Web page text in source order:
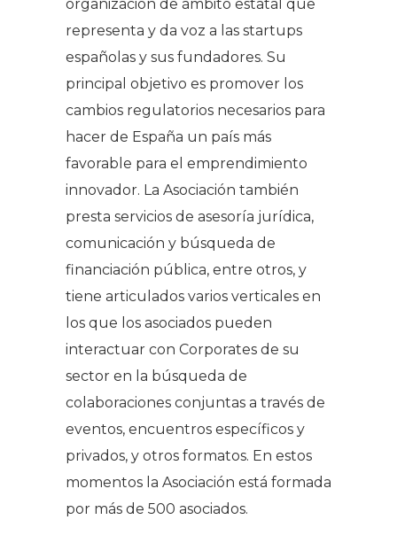
organización de ámbito estatal que
representa y da voz a las startups
españolas y sus fundadores. Su
principal objetivo es promover los
cambios regulatorios necesarios para
hacer de España un país más
favorable para el emprendimiento
innovador. La Asociación también
presta servicios de asesoría jurídica,
comunicación y búsqueda de
financiación pública, entre otros, y
tiene articulados varios verticales en
los que los asociados pueden
interactuar con Corporates de su
sector en la búsqueda de
colaboraciones conjuntas a través de
eventos, encuentros específicos y
privados, y otros formatos. En estos
momentos la Asociación está formada
por más de 500 asociados.